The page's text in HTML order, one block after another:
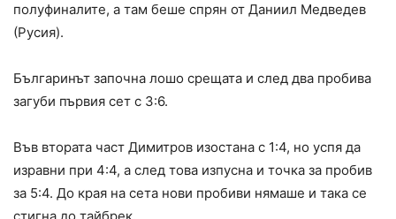
полуфиналите, а там беше спрян от Даниил Медведев
(Русия).
Българинът започна лошо срещата и след два пробива
загуби първия сет с 3:6.
Във втората част Димитров изостана с 1:4, но успя да
изравни при 4:4, а след това изпусна и точка за пробив
за 5:4. До края на сета нови пробиви нямаше и така се